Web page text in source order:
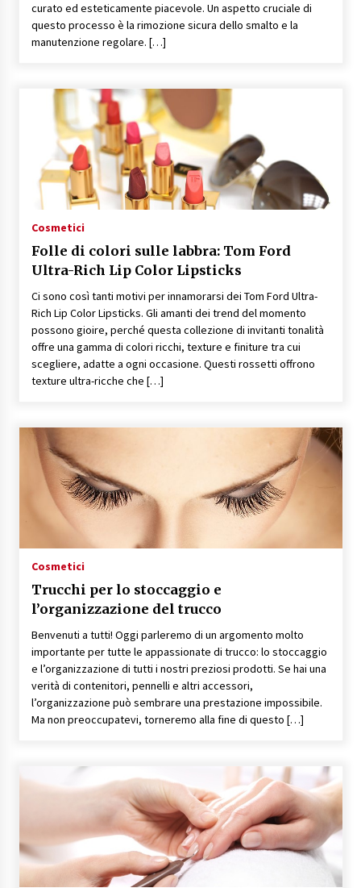
curato ed esteticamente piacevole. Un aspetto cruciale di
questo processo è la rimozione sicura dello smalto e la
manutenzione regolare. […]
Cosmetici
Folle di colori sulle labbra: Tom Ford
Ultra-Rich Lip Color Lipsticks
Ci sono così tanti motivi per innamorarsi dei Tom Ford Ultra-
Rich Lip Color Lipsticks. Gli amanti dei trend del momento
possono gioire, perché questa collezione di invitanti tonalità
offre una gamma di colori ricchi, texture e finiture tra cui
scegliere, adatte a ogni occasione. Questi rossetti offrono
texture ultra-ricche che […]
Cosmetici
Trucchi per lo stoccaggio e
l’organizzazione del trucco
Benvenuti a tutti! Oggi parleremo di un argomento molto
importante per tutte le appassionate di trucco: lo stoccaggio
e l’organizzazione di tutti i nostri preziosi prodotti. Se hai una
verità di contenitori, pennelli e altri accessori,
l’organizzazione può sembrare una prestazione impossibile.
Ma non preoccupatevi, torneremo alla fine di questo […]